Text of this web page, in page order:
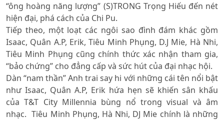
“ông hoàng năng lượng” (S)TRONG Trọng Hiếu đến nét
hiện đại, phá cách của Chi Pu.
Tiếp theo, một loạt các ngôi sao đình đám khác gồm
Isaac, Quân A.P, Erik, Tiêu Minh Phụng, D.J Mie, Hà Nhi,
Tiêu Minh Phụng cũng chính thức xác nhận tham gia,
“bảo chứng” cho đẳng cấp và sức hút của đại nhạc hội.
Dàn “nam thần” Anh trai say hi với những cái tên nổi bật
như Isaac, Quân A.P, Erik hứa hẹn sẽ khiến sân khấu
của T&T City Millennia bùng nổ trong visual và âm
nhạc. Tiêu Minh Phụng, Hà Nhi, DJ Mie chính là những